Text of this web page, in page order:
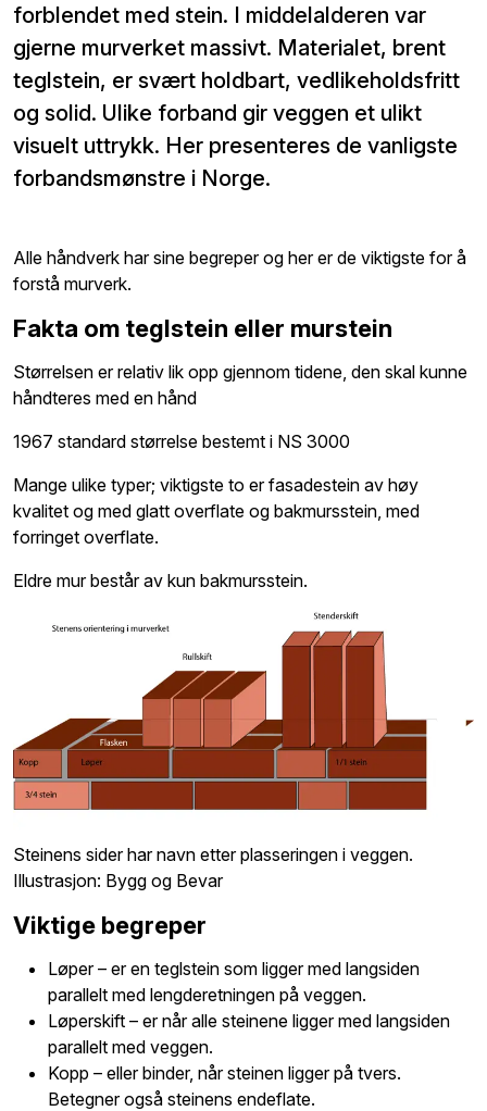
forblendet med stein. I middelalderen var
gjerne murverket massivt. Materialet, brent
teglstein, er svært holdbart, vedlikeholdsfritt
og solid. Ulike forband gir veggen et ulikt
visuelt uttrykk. Her presenteres de vanligste
forbandsmønstre i Norge.
Alle håndverk har sine begreper og her er de viktigste for å
forstå murverk.
Fakta om teglstein eller murstein
Størrelsen er relativ lik opp gjennom tidene, den skal kunne
håndteres med en hånd
1967 standard størrelse bestemt i NS 3000
Mange ulike typer; viktigste to er fasadestein av høy
kvalitet og med glatt overflate og bakmursstein, med
forringet overflate.
Eldre mur består av kun bakmursstein.
Steinens sider har navn etter plasseringen i veggen.
Illustrasjon: Bygg og Bevar
Viktige begreper
Løper – er en teglstein som ligger med langsiden
parallelt med lengderetningen på veggen.
Løperskift – er når alle steinene ligger med langsiden
parallelt med veggen.
Kopp – eller binder, når steinen ligger på tvers.
Betegner også steinens endeflate.